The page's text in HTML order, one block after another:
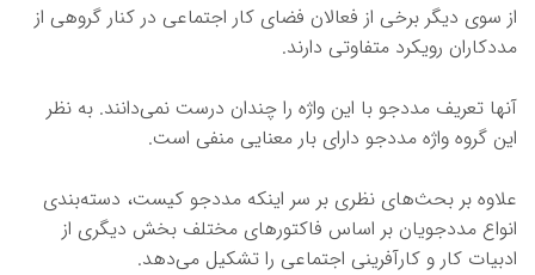
از سوی دیگر برخی از فعالان فضای کار اجتماعی در کنار گروهی از
مددکاران رویکرد متفاوتی دارند.
آنها تعریف مددجو با این واژه را چندان درست نمی‌دانند. به نظر
این گروه واژه مددجو دارای بار معنایی منفی است.
علاوه بر بحث‌های نظری بر سر اینکه مددجو کیست، دسته‌بندی
انواع مددجویان بر اساس فاکتورهای مختلف بخش دیگری از
ادبیات کار و کارآفرینی اجتماعی را تشکیل می‌دهد.